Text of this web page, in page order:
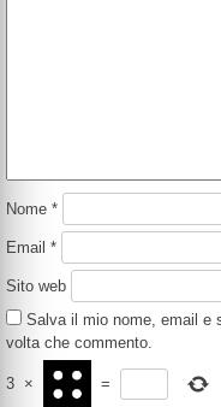
Nome*
Email*
Sito web
Salva il mio nome, email e
volta che commento.
3 × =